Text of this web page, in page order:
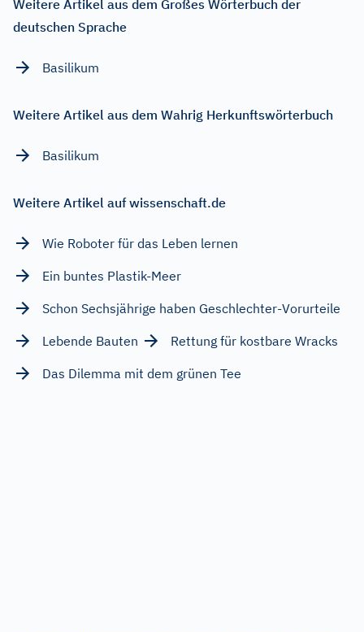
Weitere Artikel aus dem Großes Wörterbuch der
deutschen Sprache
Basilikum
Weitere Artikel aus dem Wahrig Herkunftswörterbuch
Basilikum
Weitere Artikel auf wissenschaft.de
Wie Roboter für das Leben lernen
Ein buntes Plastik-Meer
Schon Sechsjährige haben Geschlechter-Vorurteile
Lebende Bauten
Rettung für kostbare Wracks
Das Dilemma mit dem grünen Tee